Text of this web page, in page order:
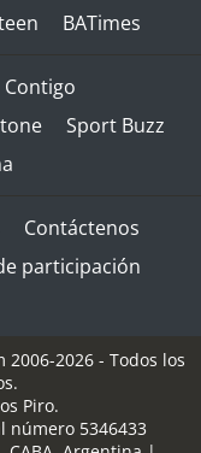
BATimes
Contigo
Sport Buzz
Contáctenos
participación
2026 - Todos los
Piro.
número 5346433